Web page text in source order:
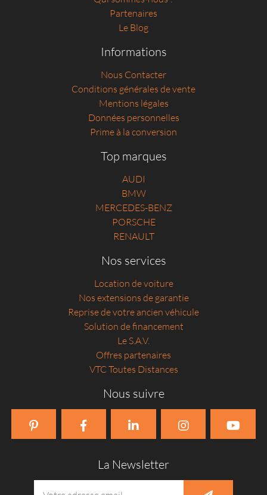
Partenaires
Le Blog
Informations
Nous Contacter
Conditions générales de vente
Mentions légales
Données personnelles
Prime à la conversion
Top marques
AUDI
BMW
MERCEDES-BENZ
PORSCHE
RENAULT
Nos services
Location de voiture
Nos extensions de garantie
Reprise de votre ancien véhicule
Solution de financement
Le S.A.V.
Offres partenaires
VTC Toutes Distances
Nous suivre
La Newsletter